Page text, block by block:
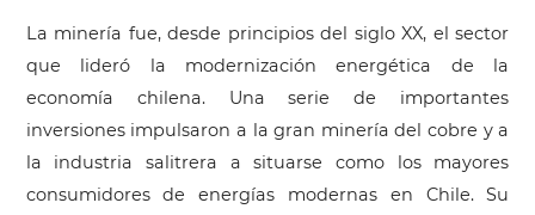
La minería fue, desde principios del siglo XX, el sector
que lideró la modernización energética de la
economía chilena. Una serie de importantes
inversiones impulsaron a la gran minería del cobre y a
la industria salitrera a situarse como los mayores
consumidores de energías modernas en Chile. Su